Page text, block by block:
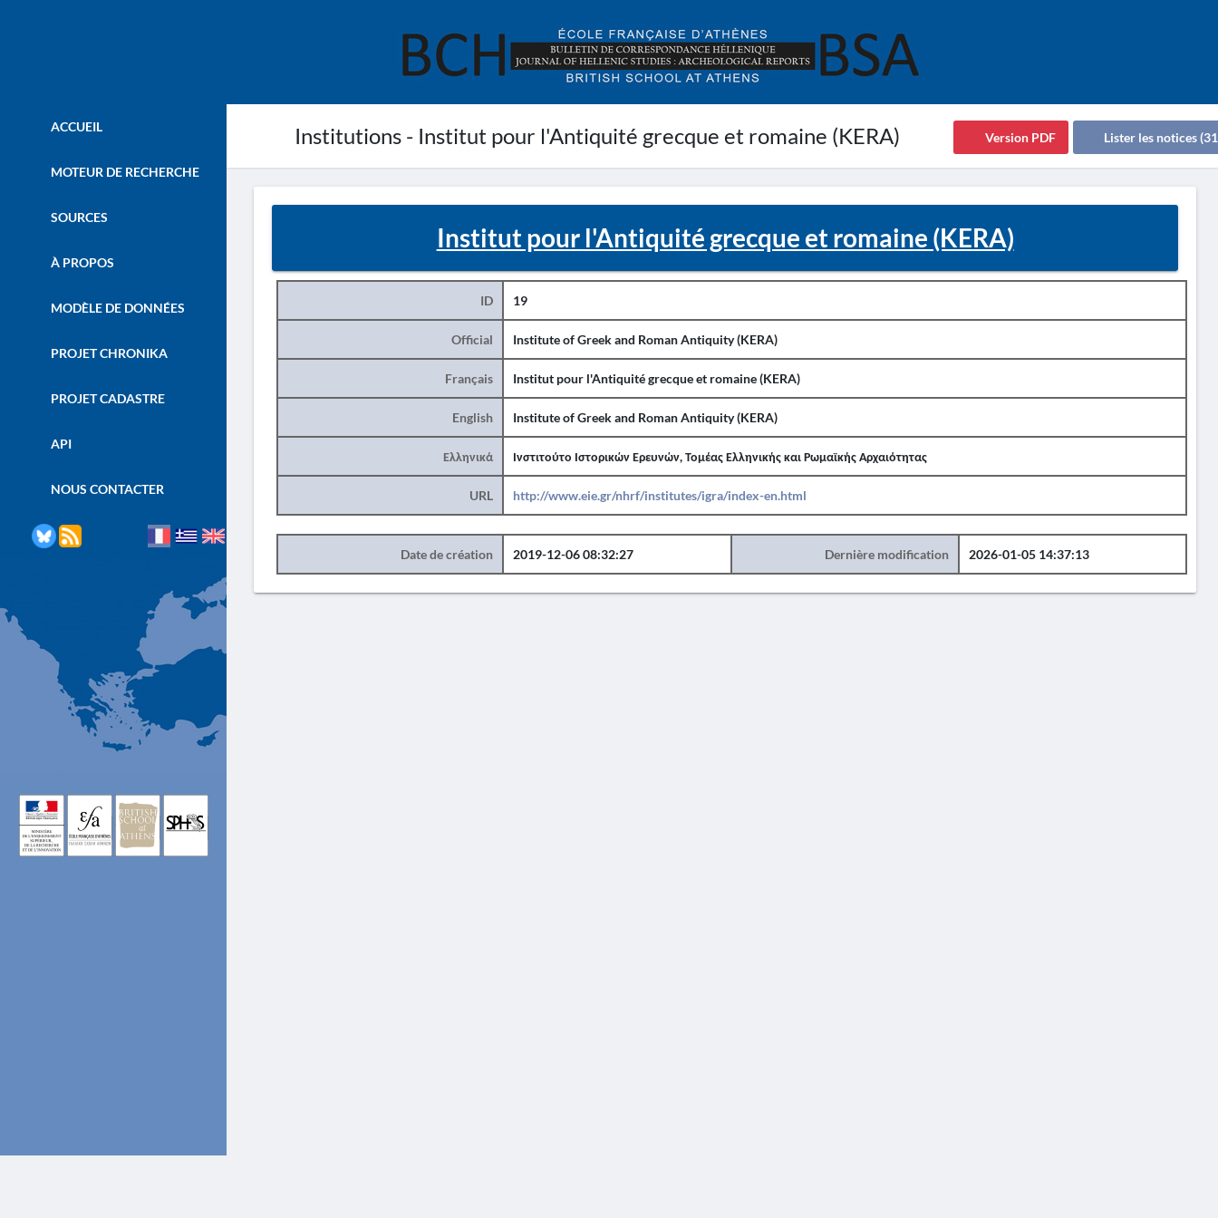
Institutions - Institut pour l'Antiquité grecque et romaine (KERA) Lister les notices
Version PDF
ACCUEIL
MOTEUR DE RECHERCHE
SOURCES
À PROPOS
MODÈLE DE DONNÉES
PROJET CHRONIKA
PROJET CADASTRE
API
NOUS CONTACTER
Institut pour l'Antiquité grecque et romaine (KERA)
ID 19
Official Institute of Greek and Roman Antiquity (KERA)
Français Institut pour l'Antiquité grecque et romaine (KERA)
English Institute of Greek and Roman Antiquity (KERA)
Ελληνικά Ινστιτούτο Ιστορικών Ερευνών, Τομέας Ελληνικής και Ρωμαϊκής Αρχαιότητας
URL http://www.eie.gr/nhrf/institutes/igra/index-en.html
Date de création 2019-12-06 08:32:27 Dernière modification 2026-01-05 14:37:13